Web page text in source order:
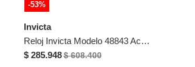
-53%
Invicta
Reloj Invicta Modelo 48843 Acero Dama
$ 285.948$ 608.400